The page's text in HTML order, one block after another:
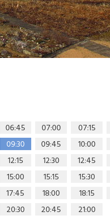
06:45 07:00 07:15
09:30 09:45 10:00
12:15 12:30 12:45
15:00 15:15 15:30
17:45 18:00 18:15
20:30 20:45 21:00